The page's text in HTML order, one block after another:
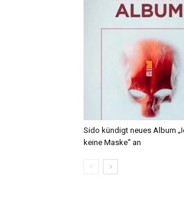
Sido kündigt neues Album
keine Maske“ an